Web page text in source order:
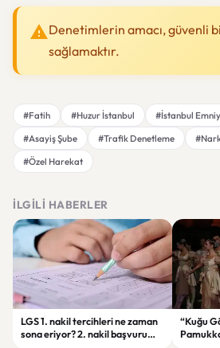
Denetimlerin amacı, güvenli
sağlamaktır.
#Fatih #Huzur İstanbul #İstanbul
#Asayiş Şube
#Trafik Denetleme
#Özel Harekat
İLGILI HABERLER
LGS 1. nakil tercihleri ne zaman
sona eriyor? 2. nakil başvuru
“Kuğu